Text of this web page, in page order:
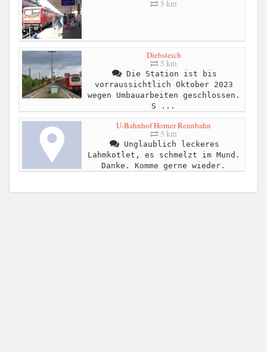
5 km
Diebsteich
5 km
Die Station ist bis
vorraussichtlich Oktober 2023
wegen Umbauarbeiten geschlossen.
S ...
U-Bahnhof Horner Rennbahn
5 km
Unglaublich leckeres
Lahmkotlet, es schmelzt im Mund.
Danke. Komme gerne wieder.